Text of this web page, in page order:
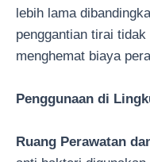
lebih lama
penggantian tirai
menghemat biaya
Penggunaan di
Ruang Perawatan